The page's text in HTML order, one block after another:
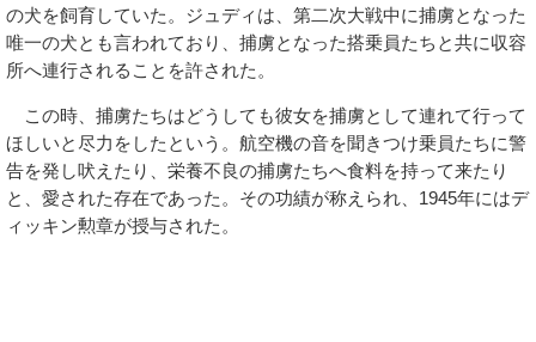
の犬を飼育していた。ジュディは、第二次大戦中に捕虜となった
唯一の犬とも言われており、捕虜となった搭乗員たちと共に収容
所へ連行されることを許された。
この時、捕虜たちはどうしても彼女を捕虜として連れて行って
ほしいと尽力をしたという。航空機の音を聞きつけ乗員たちに警
告を発し吠えたり、栄養不良の捕虜たちへ食料を持って来たり
と、愛された存在であった。その功績が称えられ、1945年にはデ
ィッキン勲章が授与された。